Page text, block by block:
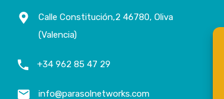
Calle Constitución,2 46780, Oliva
(Valencia)
+34 962 85 47 29
info@parasolnetworks.com